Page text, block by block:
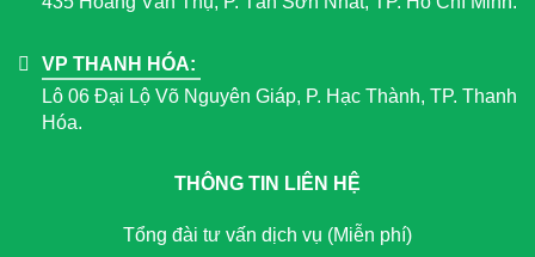
VP THANH HÓA:
Lô 06 Đại Lộ Võ Nguyên Giáp, P. Hạc Thành, TP. Thanh
Hóa.
THÔNG TIN LIÊN HỆ
Tổng đài tư vấn dịch vụ (Miễn phí)